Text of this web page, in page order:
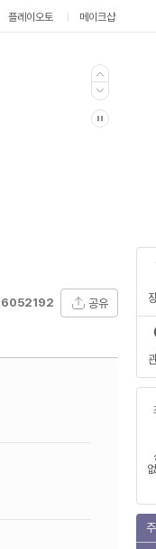
플레이오토 메이크샵
공유